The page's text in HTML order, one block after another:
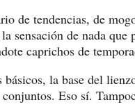
de tendencias, de
sensación de nada
caprichos de
la base del
Eso sí.